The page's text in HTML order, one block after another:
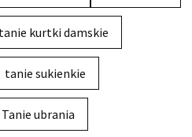
tanie kurtki damskie
tanie sukienkie
Tanie ubrania